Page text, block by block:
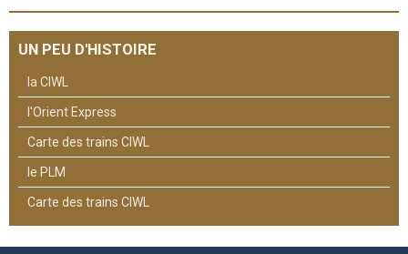
UN PEU D'HISTOIRE
la CIWL
l'Orient Express
Carte des trains CIWL
le PLM
Carte des trains CIWL